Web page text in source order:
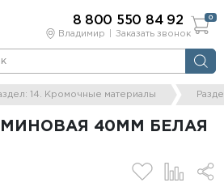
Владимир Заказать звонок
8 800 550 84 92 0
14. Кромочные материалы
40ММ БЕЛАЯ